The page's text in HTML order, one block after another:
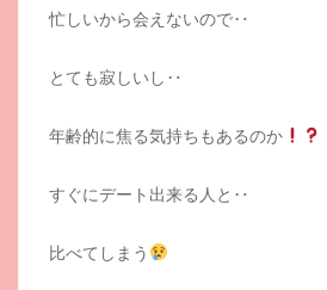
忙しいから会えないので‥
とても寂しいし‥
年齢的に焦る気持ちもあるのか
すぐにデート出来る人と‥
比べてしまう